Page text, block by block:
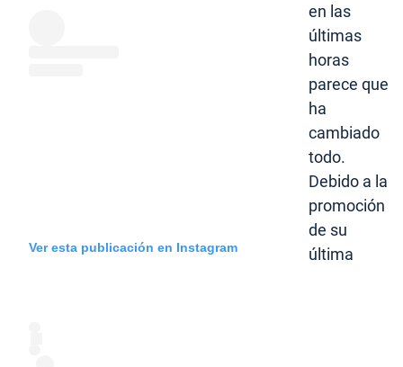
Ver esta publicación en Instagram
en las
últimas
horas
parece que
ha
cambiado
todo.
Debido a la
promoción
de su
última